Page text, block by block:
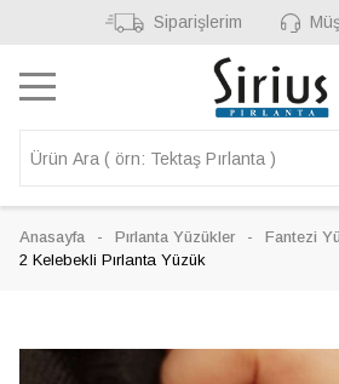
Siparişlerim
Anasayfa Pırlanta Yüzükler
Fantezi
2 Kelebekli Pırlanta Yüzük